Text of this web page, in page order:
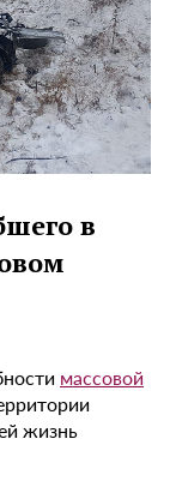
в
массовой
жизнь